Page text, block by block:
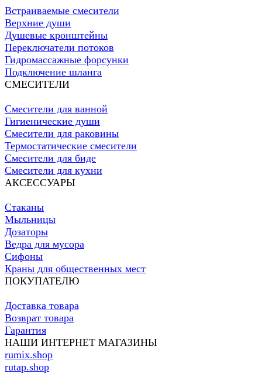
Встраиваемые смесители
Верхние души
Душевые кронштейны
Переключатели потоков
Гидромассажные форсунки
Подключение шланга
СМЕСИТЕЛИ
Смесители для ванной
Гигиенические души
Смесители для раковины
Термостатические смесители
Смесители для биде
Смесители для кухни
АКСЕССУАРЫ
Стаканы
Мыльницы
Дозаторы
Ведра для мусора
Сифоны
Краны для общественных мест
ПОКУПАТЕЛЮ
Доставка товара
Возврат товара
Гарантия
НАШИ ИНТЕРНЕТ МАГАЗИНЫ
rumix.shop
rutap.shop